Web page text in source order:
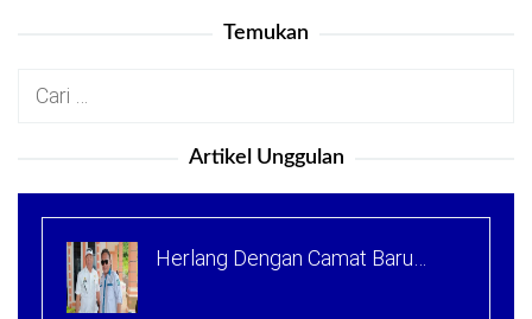
Temukan
Cari
Artikel Unggulan
Herlang Dengan Camat Baru…